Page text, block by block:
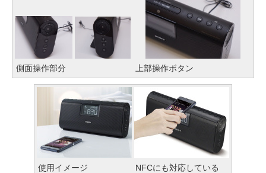
側面操作部分 上部操作ボタン
使用イメージ NFCにも対応している